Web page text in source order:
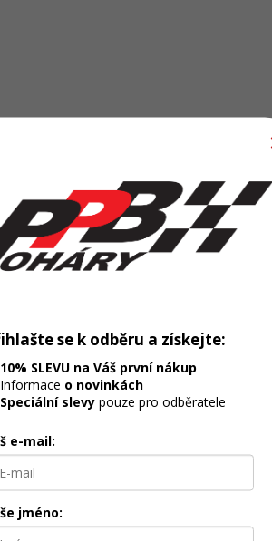
se k odběru a získejte:
SLEVU na Váš první nákup
Informace o novinkách
slevy pouze pro odběratele
e-mail:
jméno: